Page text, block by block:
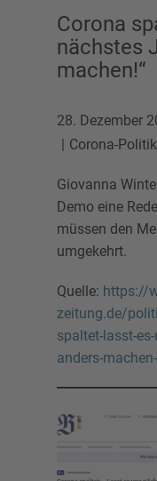
Corona
nächstes
machen!“
28. Dezember
Corona-Politik
Giovanna
Demo eine
müssen den
umgekehrt.
Quelle: https://
zeitung.de/
spaltet-lasst-
anders-